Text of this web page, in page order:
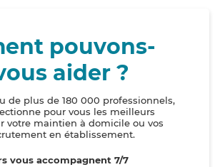
pouvons-
aider ?
de plus de 180 000 professionnels,
pour vous les meilleurs
votre maintien à domicile ou vos
en établissement.
vous accompagnent 7/7